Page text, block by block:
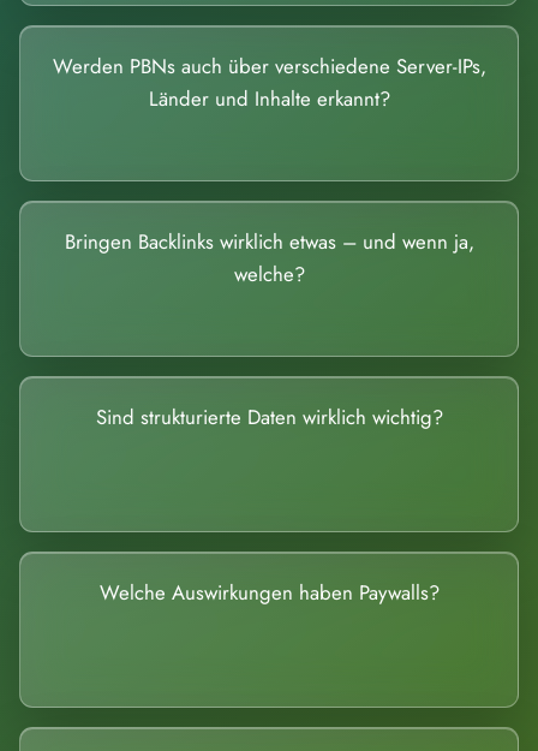
Werden PBNs auch über verschiedene Server-IPs,
Länder und Inhalte erkannt?
Bringen Backlinks wirklich etwas – und wenn ja,
welche?
Sind strukturierte Daten wirklich wichtig?
Welche Auswirkungen haben Paywalls?